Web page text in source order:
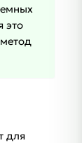
это
для